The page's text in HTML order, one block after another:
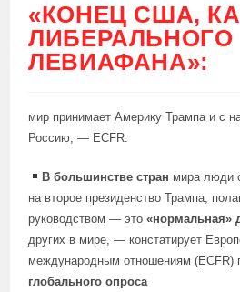
«КОНЕЦ США,
ЛИБЕРАЛЬНОГО
ЛЕВИАФАНА»:
мир принимает Америку Трампа и с
Россию, — ECFR.
В большинстве стран мира люди
на второе президенство Трампа,
руководством — это«нормальная»
других в мире, — констатирует
международным отношениям (ECFR)
глобального опроса